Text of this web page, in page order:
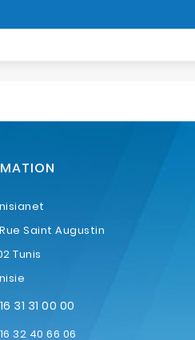
Rue Saint Augustin
Tunis
31 31 00 00
32 40 66 06